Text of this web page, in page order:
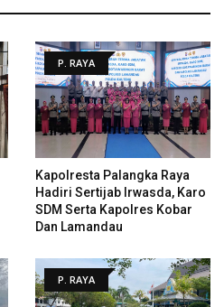
P. RAYA
Kapolresta Palangka Raya
Hadiri Sertijab Irwasda, Karo
SDM Serta Kapolres Kobar
Dan Lamandau
P. RAYA